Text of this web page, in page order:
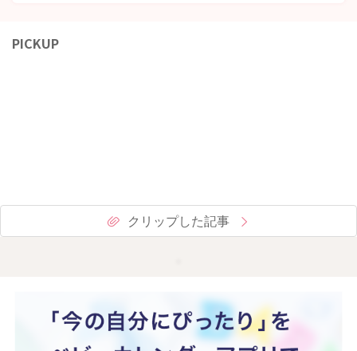
PICKUP
クリップした記事